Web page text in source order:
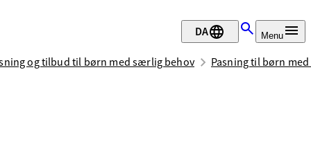
DA Menu
og tilbud til børn med særlig behov Pasning til børn